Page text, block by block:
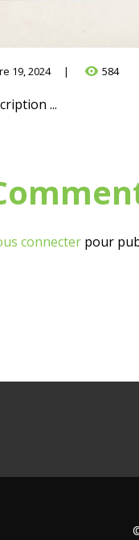
19, 2024 584
...
connecter pour